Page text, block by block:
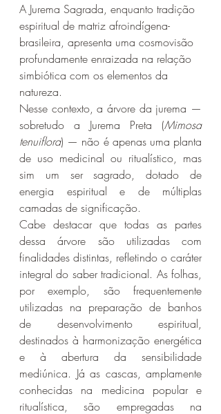
A Jurema Sagrada, enquanto tradição
espiritual de matriz afroindígena-
brasileira, apresenta uma cosmovisão
profundamente enraizada na relação
simbiótica com os elementos da
natureza.
Nesse contexto, a árvore da jurema —
sobretudo a Jurema Preta (Mimosa
tenuiflora) — não é apenas uma planta
de uso medicinal ou ritualístico, mas
sim um ser sagrado, dotado de
energia espiritual e de múltiplas
camadas de significação.
Cabe destacar que todas as partes
dessa árvore são utilizadas com
finalidades distintas, refletindo o caráter
integral do saber tradicional. As folhas,
por exemplo, são frequentemente
utilizadas na preparação de banhos
de desenvolvimento espiritual,
destinados à harmonização energética
e à abertura da sensibilidade
mediúnica. Já as cascas, amplamente
conhecidas na medicina popular e
ritualística, são empregadas na